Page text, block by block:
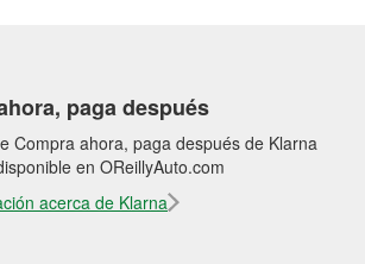
paga después
Compra ahora, paga después de Klarna
en OReillyAuto.com
acerca de Klarna